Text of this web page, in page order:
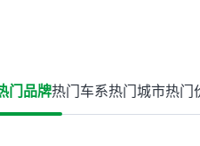
果跟你们的报告是符合的，所以
这次车况没问题。购车流程挺快
门品牌热门车系热门城市热门